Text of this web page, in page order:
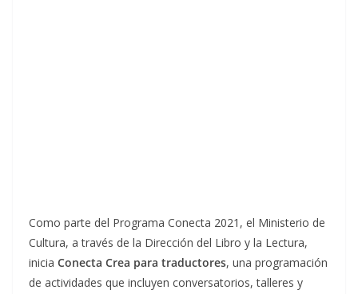
Como parte del Programa Conecta 2021, el Ministerio de
Cultura, a través de la Dirección del Libro y la Lectura,
inicia Conecta Crea para traductores, una programación
de actividades que incluyen conversatorios, talleres y